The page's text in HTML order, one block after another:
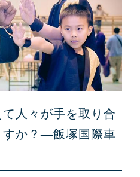
人々が手を取り合
すか？—飯塚国際車